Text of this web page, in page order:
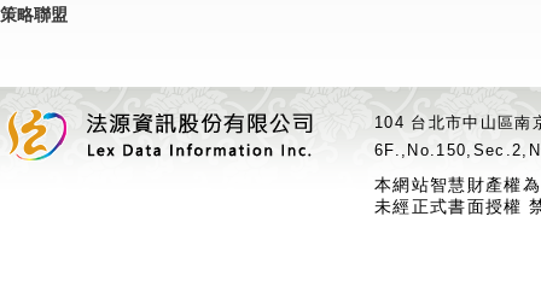
策略聯盟
104 台北市中山區
本網站智慧財產權
未經正式書面授權